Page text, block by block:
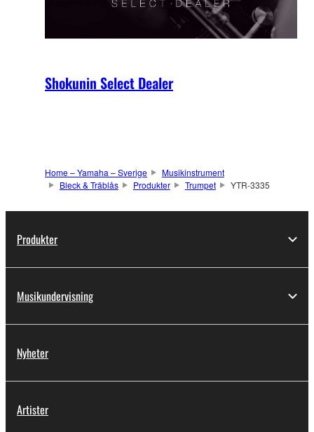
Shokunin Select Dealer
Home – Yamaha – Sverige
Musikinstrument
Bleck & Träblås
Produkter Trumpet YTR-3335
Produkter
Musikundervisning
Nyheter
Artister